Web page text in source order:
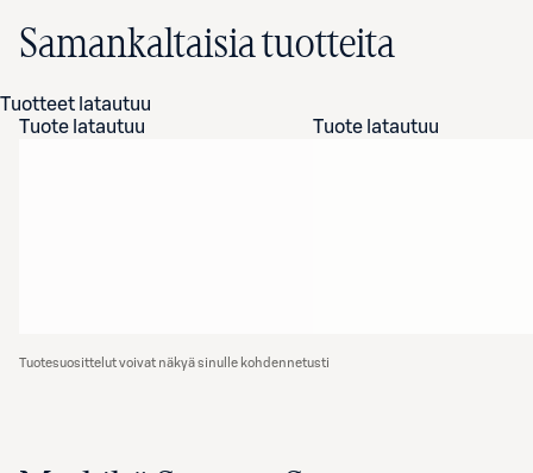
Samankaltaisia tuotteita
Tuotteet latautuu
Tuote latautuu
Tuote latautuu
Tuotesuosittelut voivat näkyä sinulle kohdennetusti